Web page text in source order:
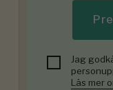
Jag
Läs mer